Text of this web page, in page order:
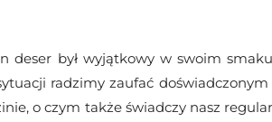
deser był wyjątkowy w swoim
radzimy zaufać doświadczonym
o czym także świadczy nasz